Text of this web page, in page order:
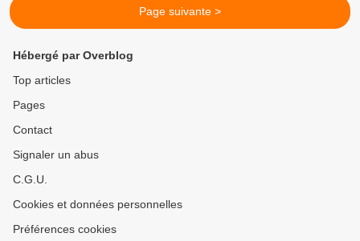
Page suivante >
Hébergé par Overblog
Top articles
Pages
Contact
Signaler un abus
C.G.U.
Cookies et données personnelles
Préférences cookies